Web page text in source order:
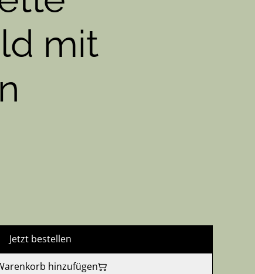
mit
Jetzt bestellen
hinzufügen